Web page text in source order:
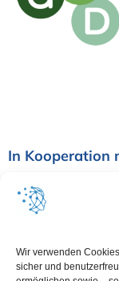
Wir verwenden
sicher und
In Kooperation